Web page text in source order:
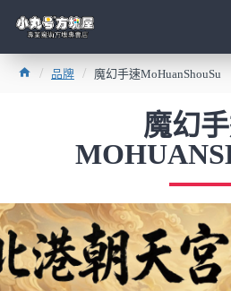
品牌 魔幻手速MoHuanShouSu
魔幻